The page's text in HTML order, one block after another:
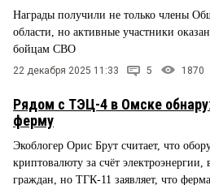
Награды получили не только члены
области, но активные участники
бойцам СВО
22 декабря 2025 11:33 5 1870
Рядом с ТЭЦ-4 в Омске
ферму
Экоблогер Орис Брут считает, что
криптовалюту за счёт
граждан, но ТГК-11 заявляет, что